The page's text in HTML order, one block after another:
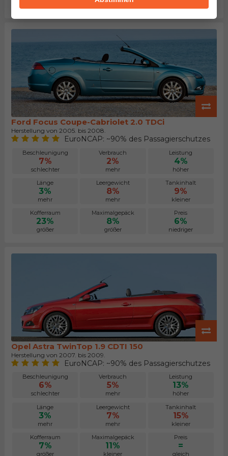
Ford Focus Coupe-Cabriolet 2.0 TDCi
Herstellung von 2005. bis 2008.
EuroNCAP: ~90% des Passagierschutzes
Beschleunigung
7%
schlechter
Verbrauch
2%
mehr
Leistung
4%
höher
Länge
3%
mehr
Leergewicht
8%
mehr
Tankinhalt
9%
kleiner
Kofferraum
23%
größer
Maximalgepäck
8%
größer
Preis
6%
niedriger
Opel Astra TwinTop 1.9 CDTI 150
Herstellung von 2007. bis 2009.
EuroNCAP: ~90% des Passagierschutzes
Beschleunigung
6%
schlechter
Verbrauch
5%
mehr
Leistung
13%
höher
Länge
3%
mehr
Leergewicht
7%
mehr
Tankinhalt
15%
kleiner
Kofferraum
7%
größer
Maximalgepäck
11%
kleiner
Preis
=
gleich